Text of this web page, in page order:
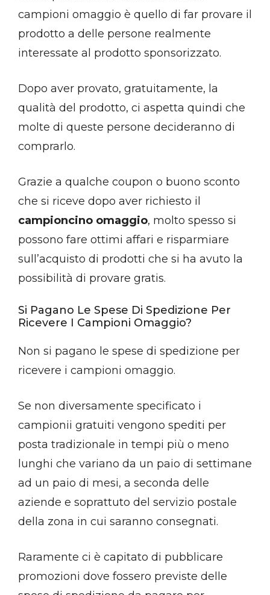
campioni omaggio è quello di far provare il
prodotto a delle persone realmente
interessate al prodotto sponsorizzato.
Dopo aver provato, gratuitamente, la
qualità del prodotto, ci aspetta quindi che
molte di queste persone decideranno di
comprarlo.
Grazie a qualche coupon o buono sconto
che si riceve dopo aver richiesto il
campioncino omaggio, molto spesso si
possono fare ottimi affari e risparmiare
sull’acquisto di prodotti che si ha avuto la
possibilità di provare gratis.
Si Pagano Le Spese Di Spedizione Per
Ricevere I Campioni Omaggio?
Non si pagano le spese di spedizione per
ricevere i campioni omaggio.
Se non diversamente specificato i
campionii gratuiti vengono spediti per
posta tradizionale in tempi più o meno
lunghi che variano da un paio di settimane
ad un paio di mesi, a seconda delle
aziende e soprattuto del servizio postale
della zona in cui saranno consegnati.
Raramente ci è capitato di pubblicare
promozioni dove fossero previste delle